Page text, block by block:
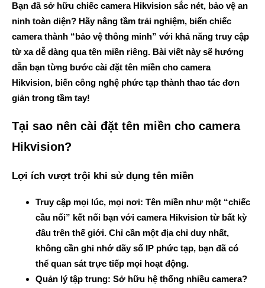
Bạn đã sở hữu chiếc camera Hikvision sắc nét, bảo vệ an
ninh toàn diện? Hãy nâng tầm trải nghiệm, biến chiếc
camera thành “bảo vệ thông minh” với khả năng truy cập
từ xa dễ dàng qua tên miền riêng. Bài viết này sẽ hướng
dẫn bạn từng bước cài đặt tên miền cho camera
Hikvision, biến công nghệ phức tạp thành thao tác đơn
giản trong tầm tay!
Tại sao nên cài đặt tên miền cho camera
Hikvision?
Lợi ích vượt trội khi sử dụng tên miền
Truy cập mọi lúc, mọi nơi: Tên miền như một “chiếc
cầu nối” kết nối bạn với camera Hikvision từ bất kỳ
đâu trên thế giới. Chỉ cần một địa chỉ duy nhất,
không cần ghi nhớ dãy số IP phức tạp, bạn đã có
thể quan sát trực tiếp mọi hoạt động.
Quản lý tập trung: Sở hữu hệ thống nhiều camera?